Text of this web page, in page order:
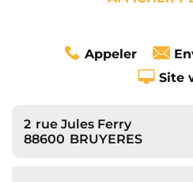
Appeler
Site
2 rue Jules Ferry
88600 BRUYERES